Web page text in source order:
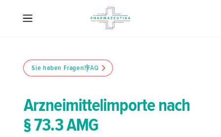
Sie haben Fragen?FAQ
Arzneimittelimporte nach
§ 73.3 AMG